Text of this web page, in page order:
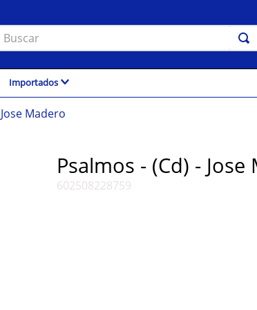
Importados
Madero
Psalmos - (Cd) - Jose
602508228759